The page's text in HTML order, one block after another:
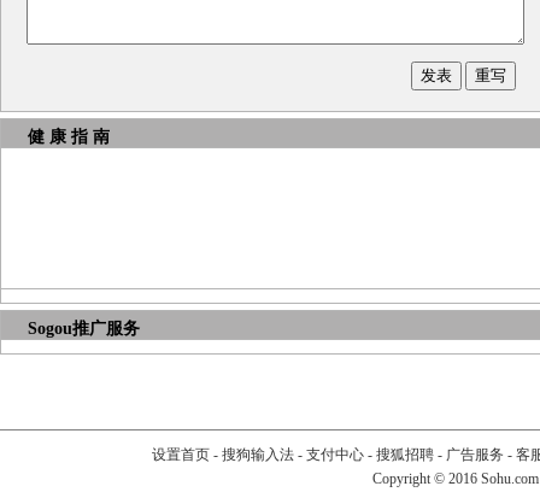
健 康 指 南
Sogou推广服务
设置首页- 搜狗输入法- 支付中心- 搜狐招聘- 广告服务 - 客
Copyright © 2016